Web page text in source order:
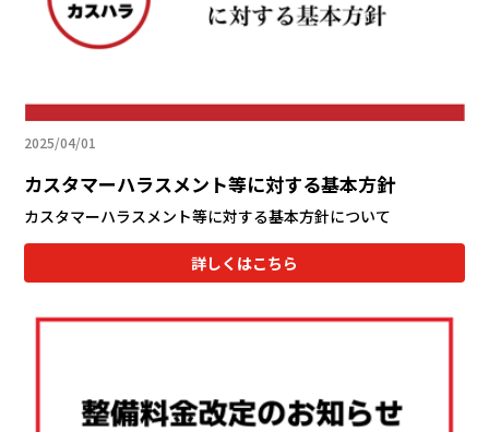
2025/04/01
カスタマーハラスメント等に対する基本方針
カスタマーハラスメント等に対する基本方針について
詳しくはこちら